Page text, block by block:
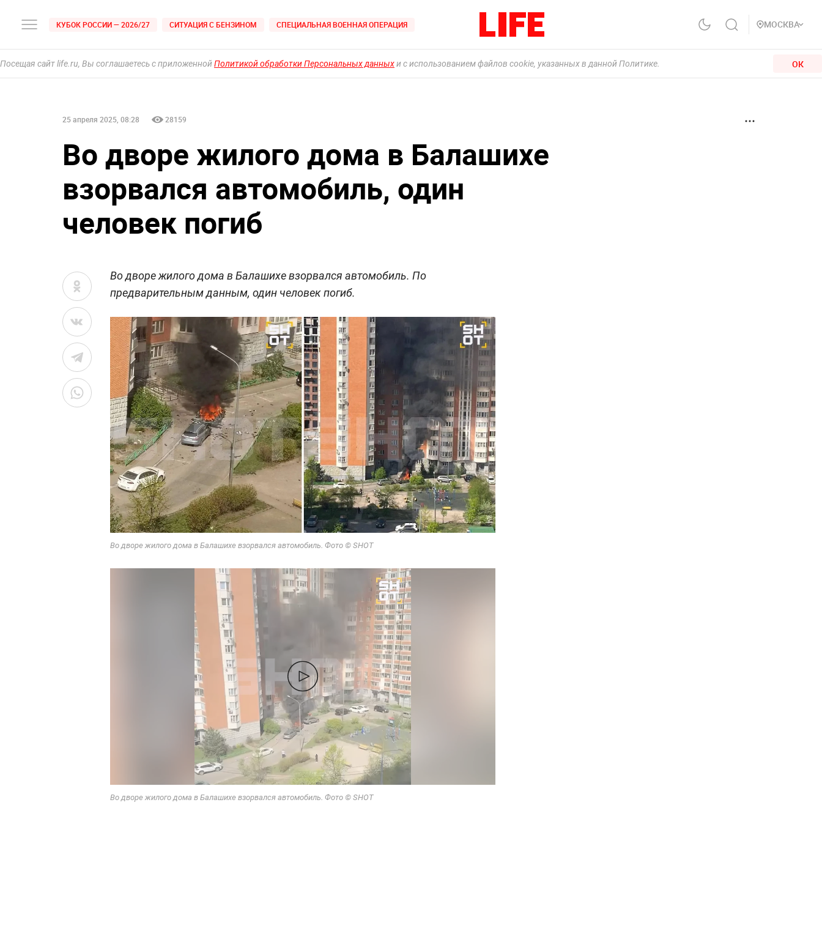
КУБОК РОССИИ — 2026/27 СИТУАЦИЯ С БЕНЗИНОМ СПЕЦИАЛЬНАЯ ВОЕННАЯ ОПЕРАЦИЯ МОСКВА
Посещая сайт life.ru, Вы соглашаетесь с приложеннойПолитикой обработки Персональных данныхи с использованием файлов cookie, указанных в данной Политике. ОК
25 апреля 2025, 08:28 28159
Во дворе жилого дома в Балашихе
взорвался автомобиль, один
человек погиб
Во дворе жилого дома в Балашихе взорвался автомобиль. По
предварительным данным, один человек погиб.
Во дворе жилого дома в Балашихе взорвался автомобиль. Фото © SHOT
Во дворе жилого дома в Балашихе взорвался автомобиль. Фото © SHOT